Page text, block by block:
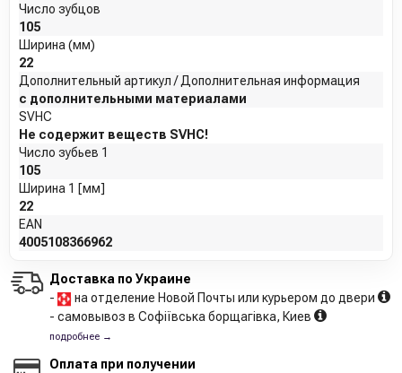
Число зубцов
105
Ширина (мм)
22
Дополнительный артикул / Дополнительная информация
с дополнительными материалами
SVHC
Не содержит веществ SVHC!
Число зубьев 1
105
Ширина 1 [мм]
22
EAN
4005108366962
Доставка по Украине
-
на отделение Новой Почты или курьером до двери
- самовывоз в Софіївська борщагівка, Киев
подробнее →
Оплата при получении